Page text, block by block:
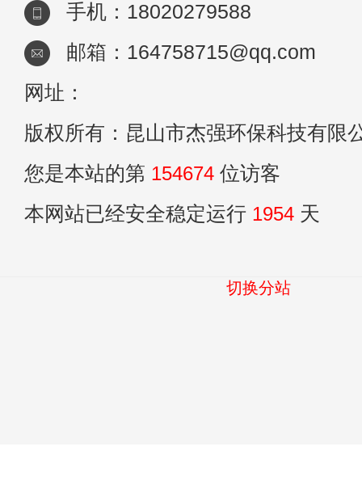
手机：18020279588
邮箱：164758715@qq.com
网址：
版权所有：昆山市杰强环保科技有限
您是本站的第 154674 位访客
本网站已经安全稳定运行 1954 天
切换分站